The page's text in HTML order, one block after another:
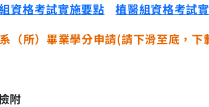
資格考試實施要點 植醫組資格考試
（所）畢業學分申請(請下滑至底，下
附